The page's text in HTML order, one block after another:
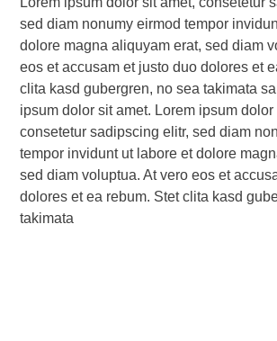
sed diam nonumy eirmod tempor
dolore magna aliquyam erat, sed diam
eos et accusam et justo duo dolores et
clita kasd gubergren, no sea takimata
ipsum dolor sit amet. Lorem ipsum dolor
consetetur sadipscing elitr, sed diam
tempor invidunt ut labore et dolore
sed diam voluptua. At vero eos et
dolores et ea rebum. Stet clita kasd
takimata